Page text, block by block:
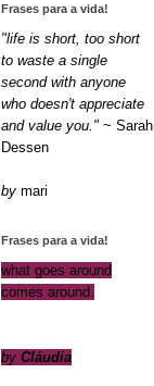
Frases para a vida!
"life is short, too short
to waste a single
second with anyone
who doesn't appreciate
and value you." ~ Sarah
Dessen
by mari
Frases para a vida!
what goes around
comes around.
by Cláudia